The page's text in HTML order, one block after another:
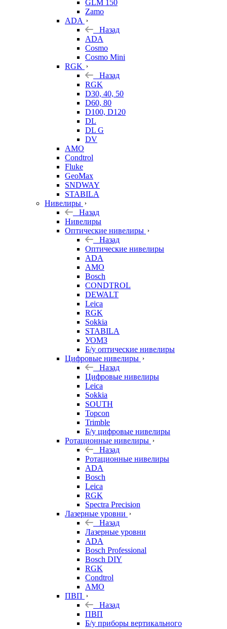
GLM 150
Zamo
ADA
Назад
ADA
Cosmo
Cosmo Mini
RGK
Назад
RGK
D30, 40, 50
D60, 80
D100, D120
DL
DL G
DV
AMO
Condtrol
Fluke
GeoMax
SNDWAY
STABILA
Нивелиры
Назад
Нивелиры
Оптические нивелиры
Назад
Оптические нивелиры
ADA
AMO
Bosch
CONDTROL
DEWALT
Leica
RGK
Sokkia
STABILA
УОМЗ
Б/у оптические нивелиры
Цифровые нивелиры
Назад
Цифровые нивелиры
Leica
Sokkia
SOUTH
Topcon
Trimble
Б/у цифровые нивелиры
Ротационные нивелиры
Назад
Ротационные нивелиры
ADA
Bosch
Leica
RGK
Spectra Precision
Лазерные уровни
Назад
Лазерные уровни
ADA
Bosch Professional
Bosch DIY
RGK
Condtrol
AMO
ПВП
Назад
ПВП
Б/у приборы вертикального